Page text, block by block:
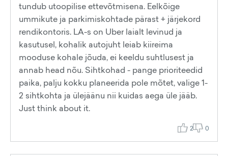
tundub utoopilise ettevõtmisena. Eelkõige
ummikute ja parkimiskohtade pärast + järjekord
rendikontoris. LA-s on Uber laialt levinud ja
kasutusel, kohalik autojuht leiab kiireima
mooduse kohale jõuda, ei keeldu suhtlusest ja
annab head nõu. Sihtkohad - pange prioriteedid
paika, palju kokku planeerida pole mõtet, valige 1-
2 sihtkohta ja ülejäänu nii kuidas aega üle jääb.
Just think about it.
2 0